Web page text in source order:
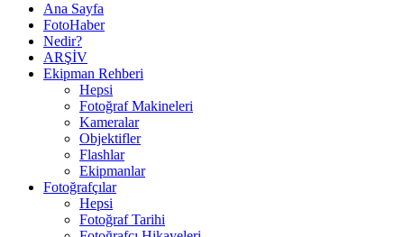
Ana Sayfa
FotoHaber
Nedir?
ARŞİV
Ekipman Rehberi
Hepsi
Fotoğraf Makineleri
Kameralar
Objektifler
Flashlar
Ekipmanlar
Fotoğrafçılar
Hepsi
Fotoğraf Tarihi